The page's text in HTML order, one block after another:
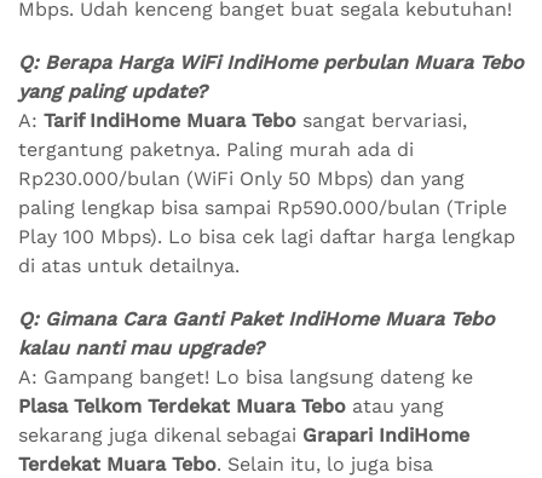
Mbps. Udah kenceng banget buat segala kebutuhan!
Q: Berapa Harga WiFi IndiHome perbulan Muara Tebo
yang paling update?
A: Tarif IndiHome Muara Tebo sangat bervariasi,
tergantung paketnya. Paling murah ada di
Rp230.000/bulan (WiFi Only 50 Mbps) dan yang
paling lengkap bisa sampai Rp590.000/bulan (Triple
Play 100 Mbps). Lo bisa cek lagi daftar harga lengkap
di atas untuk detailnya.
Q: Gimana Cara Ganti Paket IndiHome Muara Tebo
kalau nanti mau upgrade?
A: Gampang banget! Lo bisa langsung dateng ke
Plasa Telkom Terdekat Muara Tebo atau yang
sekarang juga dikenal sebagai Grapari IndiHome
Terdekat Muara Tebo. Selain itu, lo juga bisa